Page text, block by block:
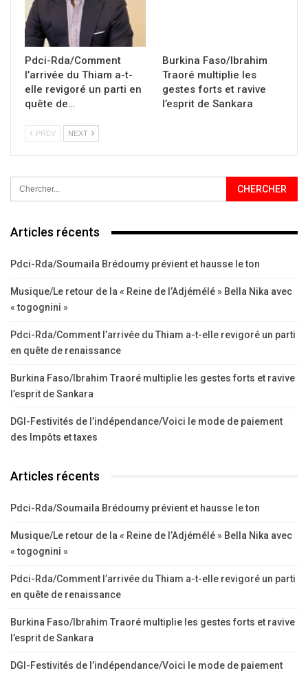
Pdci-Rda/Comment
l’arrivée du Thiam a-t-
elle revigoré un parti en
quête de…
Burkina Faso/Ibrahim
Traoré multiplie les
gestes forts et ravive
l’esprit de Sankara
PREV NEXT
Articles récents
Pdci-Rda/Soumaila Brédoumy prévient et hausse le ton
Musique/Le retour de la « Reine de l’Adjémélé » Bella Nika avec
« togognini »
Pdci-Rda/Comment l’arrivée du Thiam a-t-elle revigoré un parti
en quête de renaissance
Burkina Faso/Ibrahim Traoré multiplie les gestes forts et ravive
l’esprit de Sankara
DGI-Festivités de l’indépendance/Voici le mode de paiement
des Impôts et taxes
Articles récents
Pdci-Rda/Soumaila Brédoumy prévient et hausse le ton
Musique/Le retour de la « Reine de l’Adjémélé » Bella Nika avec
« togognini »
Pdci-Rda/Comment l’arrivée du Thiam a-t-elle revigoré un parti
en quête de renaissance
Burkina Faso/Ibrahim Traoré multiplie les gestes forts et ravive
l’esprit de Sankara
DGI-Festivités de l’indépendance/Voici le mode de paiement